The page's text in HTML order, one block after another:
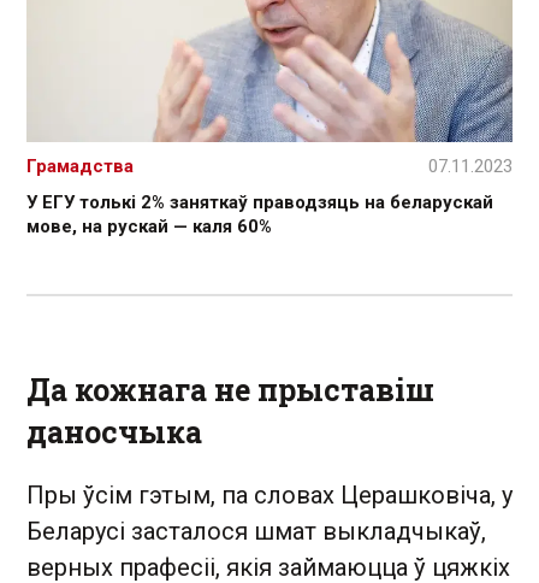
У ЕГУ толькі 2% заняткаў праводзяць на беларускай
мове, на рускай — каля 60%
Грамадства 07.11.2023
Да кожнага не прыставіш
даносчыка
Пры ўсім гэтым, па словах Церашковіча, у
Беларусі засталося шмат выкладчыкаў,
верных прафесіі, якія займаюцца ў цяжкіх